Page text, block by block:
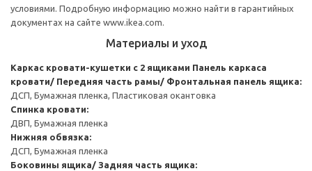
условиями. Подробную информацию можно найти в гарантийных
документах на сайте www.ikea.com.
Материалы и уход
Каркас кровати-кушетки с 2 ящиками Панель каркаса
кровати/ Передняя часть рамы/ Фронтальная панель ящика:
ДСП, Бумажная пленка, Пластиковая окантовка
Спинка кровати:
ДВП, Бумажная пленка
Нижняя обвязка:
ДСП, Бумажная пленка
Боковины ящика/ Задняя часть ящика: